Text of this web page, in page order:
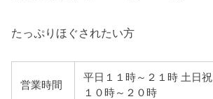
たっぷりほぐされたい方
営業時間
平日１１時～２１時 土日祝
１０時～２０時